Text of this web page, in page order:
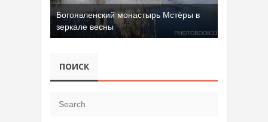
Богоявленский монастырь Мстёры в
зеркале весны
Добрятинский карьер (д. Алферово)
ПОИСК